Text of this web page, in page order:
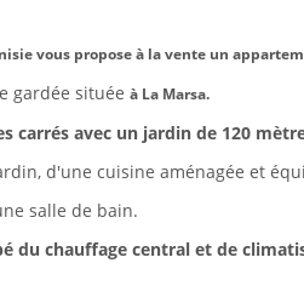
vous propose à la vente un
gardée située à La Marsa.
carrés avec un jardin de 120
d'une cuisine aménagée et
salle de bain.
du chauffage central et de